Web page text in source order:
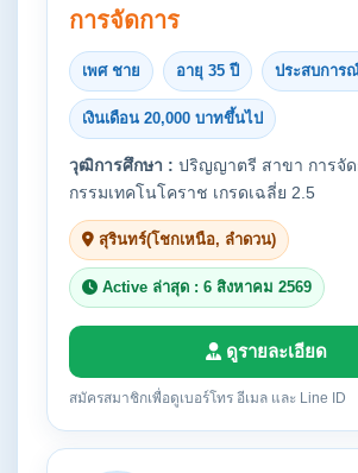
การจัดการ
เพศ ชาย อายุ 35 ปี ประสบการ
เงินเดือน 20,000 บาทขึ้นไป
วุฒิการศึกษา : ปริญญาตรี สาขา การจั
กรรมเทคโนโคราช เกรดเฉลี่ย 2.5
สุรินทร์(โชกเหนือ, ลำดวน)
Active ล่าสุด : 6 สิงหาคม 2569
ดูรายละเอียด
สมัครสมาชิกเพื่อดูเบอร์โทร อีเมล และ Line ID